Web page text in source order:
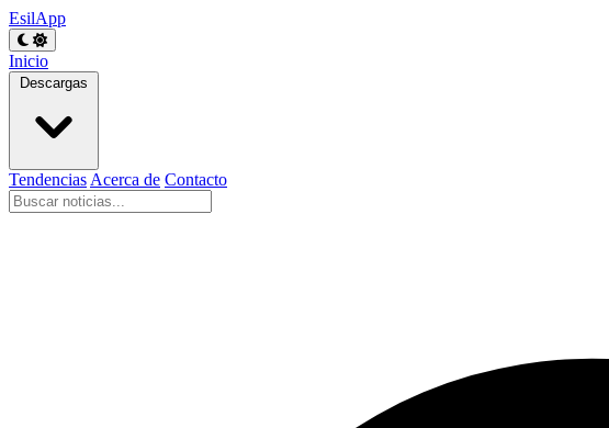
EsilApp
Inicio
Descargas
Tendencias Acerca de Contacto